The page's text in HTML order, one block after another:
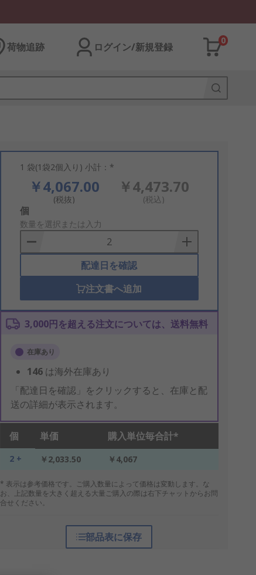
荷物追跡 ログイン/新規登録
0
1 袋(1袋2個入り) 小計：*
￥4,067.00
(税抜)
￥4,473.70
(税込)
Add
to
Basket
個
数量を選択または入力
配達日を確認
注文書へ追加
3,000円を超える注文については、送料無料
在庫あり
146 は海外在庫あり
「配達日を確認」をクリックすると、在庫と配
送の詳細が表示されます。
個 単価 購入単位毎合計*
2 + ￥2,033.50 ￥4,067
* 表示は参考価格です。ご購入数量によって価格は変動します。な
お、上記数量を大きく超える大量ご購入の際は右下チャットからお問
合せください。
部品表に保存